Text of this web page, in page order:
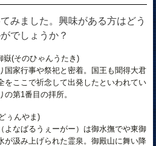
みました。興味がある方はどう
でしょうか？
嶽(そのひゃんうたき)
国家行事や祭祀と密着。国王も聞得大君
をここで祈念して出発したといわれてい
の第1番目の拝所。
ぅんやま)
よなばるうぇーがー）は御水撫でや東御
が汲み上げられた霊泉。御殿山に舞い降